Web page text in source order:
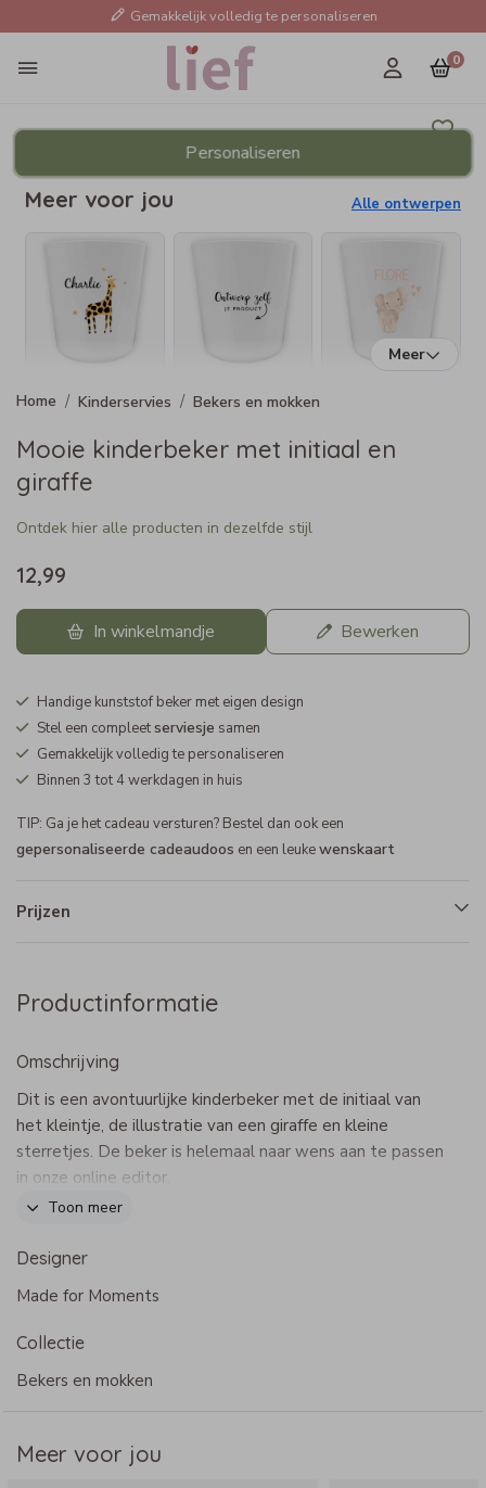
Gemakkelijk volledig te personaliseren
0
Personaliseren
Meer voor jou Alle ontwerpen
Meer
Kinderservies Bekers en mokken
Mooie kinderbeker met initiaal en
giraffe
Ontdek hier alle producten in dezelfde stijl
12,99
In winkelmandje Bewerken
Handige kunststof beker met eigen design
Stel een compleetserviesje samen
Gemakkelijk volledig te personaliseren
Binnen 3 tot 4 werkdagen in huis
TIP: Ga je het cadeau versturen? Bestel dan ook een
gepersonaliseerde cadeaudoos en een leukewenskaart
Prijzen
Productinformatie
Omschrijving
Dit is een avontuurlijke kinderbeker met de initiaal van
het kleintje, de illustratie van een giraffe en kleine
sterretjes. De beker is helemaal naar wens aan te passen
in onze online editor.
Dit product maakt onderdeel uit van
Specificaties kinderbeker
- Afmeting: 8,5 x ∅7,5 cm
- Materiaal: Kunststof
- Bestelbaar met meerkleuren opdruk
- Met bijpassend bordje, kommetje en/of bestekje
afwassen
Toon meer
Designer
Made for Moments
Collectie
Bekers en mokken
Meer voor jou